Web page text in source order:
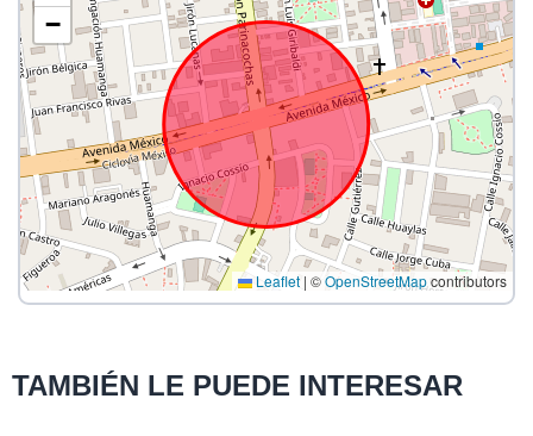
−
Leaflet | ©OpenStreetMapcontributors
TAMBIÉN LE PUEDE INTERESAR